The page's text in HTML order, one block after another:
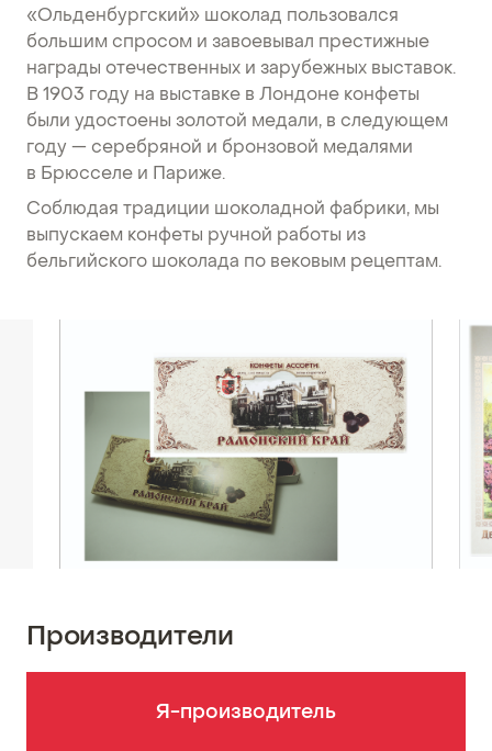
«Ольденбургский» шоколад пользовался
большим спросом и завоевывал престижные
награды отечественных и зарубежных выставок.
В 1903 году на выставке в Лондоне конфеты
были удостоены золотой медали, в следующем
году — серебряной и бронзовой медалями
в Брюсселе и Париже.
Соблюдая традиции шоколадной фабрики, мы
выпускаем конфеты ручной работы из
бельгийского шоколада по вековым рецептам.
Производители
Я-производитель